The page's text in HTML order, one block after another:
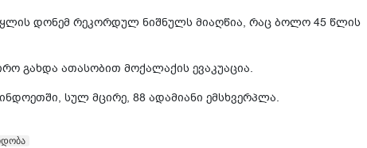
დონემ რეკორდულ ნიშნულს მიაღწია, რაც ბოლო 45 წლის
გახდა ათასობით მოქალაქის ევაკუაცია.
სულ მცირე, 88 ადამიანი ემსხვერპლა.